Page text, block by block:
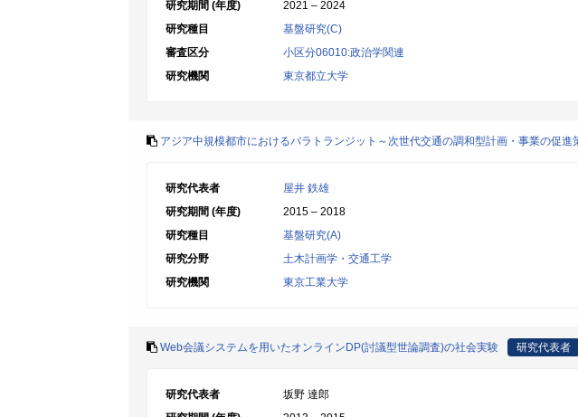
研究期間 (年度)
2021 – 2024
研究種目
基盤研究(C)
審査区分
小区分06010:政治学関連
研究機関
東京都立大学
アジア中規模都市におけるパラトランジット～次世代交通の調和型計画・事業の促進
研究代表者
屋井 鉄雄
研究期間 (年度)
2015 – 2018
研究種目
基盤研究(A)
研究分野
土木計画学・交通工学
研究機関
東京工業大学
Web会議システムを用いたオンラインDP(討議型世論調査)の社会実験 研究代表者
研究代表者
坂野 達郎